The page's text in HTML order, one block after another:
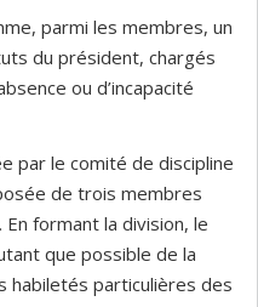
parmi les membres, un
du président, chargés
ou d’incapacité
par le comité de discipline
de trois membres
formant la division, le
que possible de la
habiletés particulières des